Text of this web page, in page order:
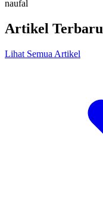
naufal
Artikel Terbaru
Lihat Semua Artikel